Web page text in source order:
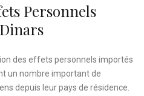
Personnels
des effets personnels importés
un nombre important de
depuis leur pays de résidence.